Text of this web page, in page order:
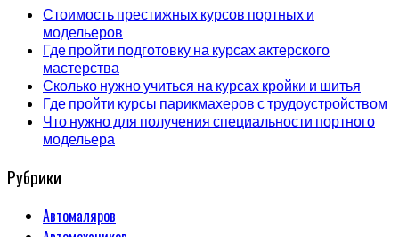
Стоимость престижных курсов портных и
модельеров
Где пройти подготовку на курсах актерского
мастерства
Сколько нужно учиться на курсах кройки и шитья
Где пройти курсы парикмахеров с трудоустройством
Что нужно для получения специальности портного
модельера
Рубрики
Автомаляров